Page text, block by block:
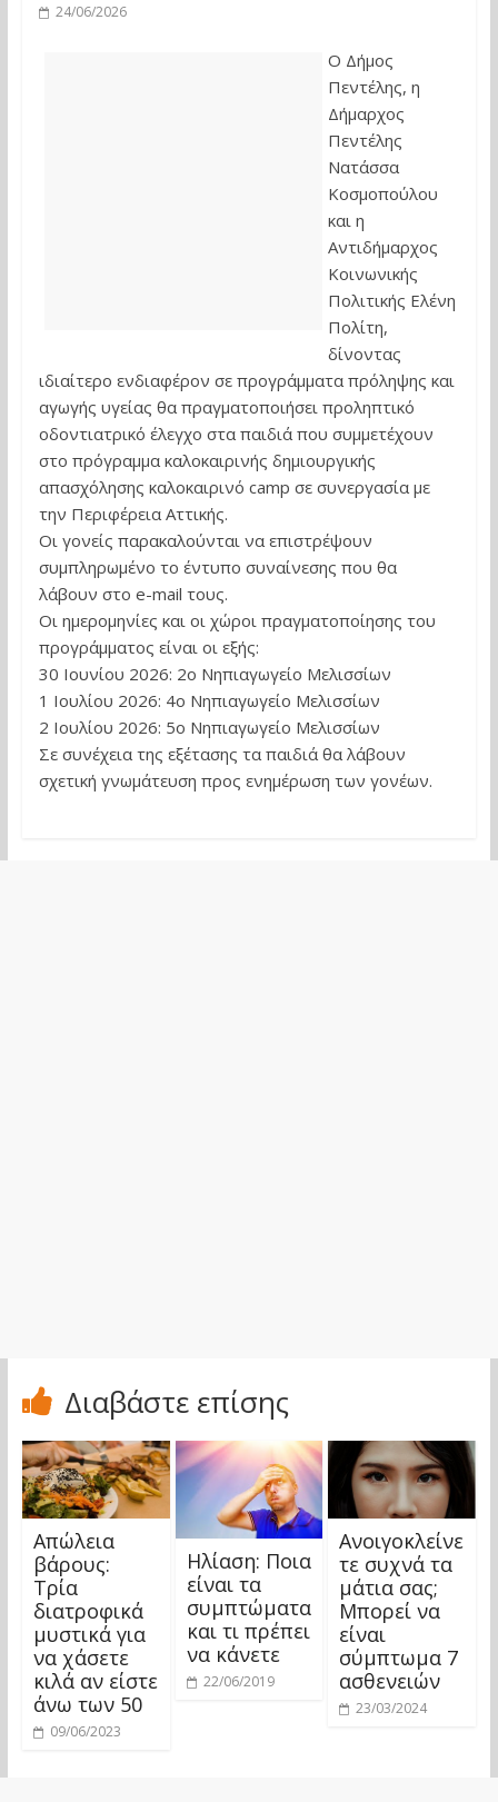
24/06/2026
Ο Δήμος
Πεντέλης, η
Δήμαρχος
Πεντέλης
Νατάσσα
Κοσμοπούλου
και η
Αντιδήμαρχος
Κοινωνικής
Πολιτικής Ελένη
Πολίτη,
δίνοντας
ιδιαίτερο ενδιαφέρον σε προγράμματα πρόληψης και
αγωγής υγείας θα πραγματοποιήσει προληπτικό
οδοντιατρικό έλεγχο στα παιδιά που συμμετέχουν
στο πρόγραμμα καλοκαιρινής δημιουργικής
απασχόλησης καλοκαιρινό camp σε συνεργασία με
την Περιφέρεια Αττικής.
Οι γονείς παρακαλούνται να επιστρέψουν
συμπληρωμένο το έντυπο συναίνεσης που θα
λάβουν στο e-mail τους.
Οι ημερομηνίες και οι χώροι πραγματοποίησης του
προγράμματος είναι οι εξής:
30 Ιουνίου 2026: 2ο Νηπιαγωγείο Μελισσίων
1 Ιουλίου 2026: 4ο Νηπιαγωγείο Μελισσίων
2 Ιουλίου 2026: 5ο Νηπιαγωγείο Μελισσίων
Σε συνέχεια της εξέτασης τα παιδιά θα λάβουν
σχετική γνωμάτευση προς ενημέρωση των γονέων.
Διαβάστε επίσης
Απώλεια
βάρους:
Τρία
διατροφικά
μυστικά για
να χάσετε
κιλά αν είστε
άνω των 50
09/06/2023
Ηλίαση: Ποια
είναι τα
συμπτώματα
και τι πρέπει
να κάνετε
22/06/2019
Ανοιγοκλείνε
τε συχνά τα
μάτια σας;
Μπορεί να
είναι
σύμπτωμα 7
ασθενειών
23/03/2024